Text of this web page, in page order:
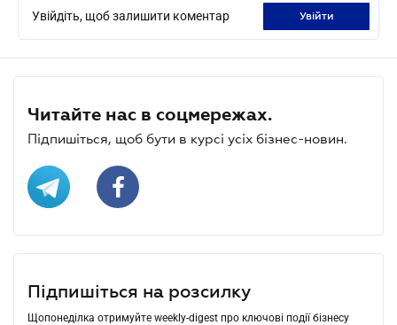
Увійдіть, щоб залишити коментар увійти
Читайте нас в соцмережах.
Підпишіться, щоб бути в курсі усіх бізнес-новин.
Підпишіться на розсилку
Щопонеділка отримуйте weekly-digest про ключові події бізнесу